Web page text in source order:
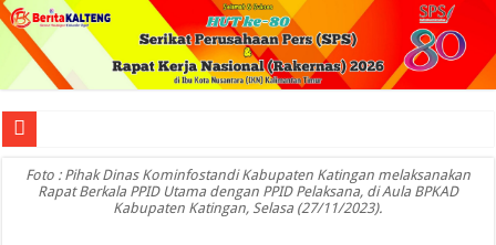
Foto : Pihak Dinas Kominfostandi Kabupaten Katingan melaksanakan
Rapat Berkala PPID Utama dengan PPID Pelaksana, di Aula BPKAD
Kabupaten Katingan, Selasa (27/11/2023).